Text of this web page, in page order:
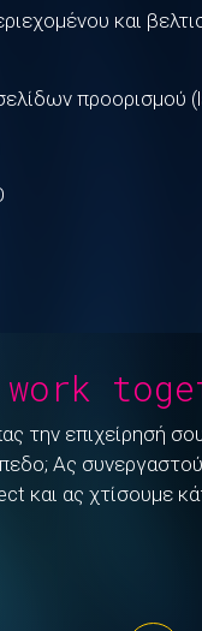
και
προορισμού
την επιχείρησή
Ας
και ας χτίσουμε